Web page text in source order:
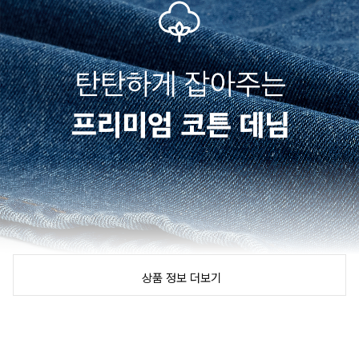
상품 정보 더보기